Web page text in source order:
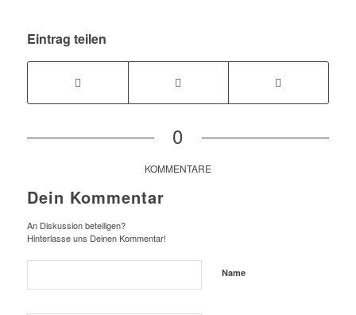
Eintrag teilen
0
KOMMENTARE
Dein Kommentar
An Diskussion beteiligen?
Hinterlasse uns Deinen Kommentar!
Name